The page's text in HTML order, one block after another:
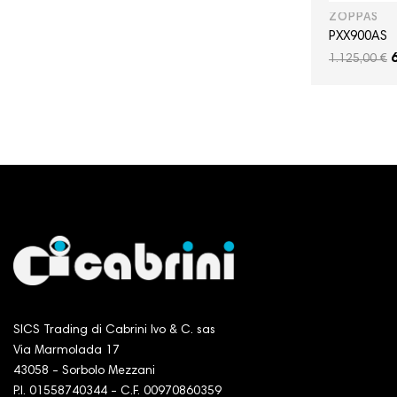
ZOPPAS
PXX900AS
1.125,00 €
SICS Trading di Cabrini Ivo & C. sas
Via Marmolada 17
43058 - Sorbolo Mezzani
P.I. 01558740344 - C.F. 00970860359